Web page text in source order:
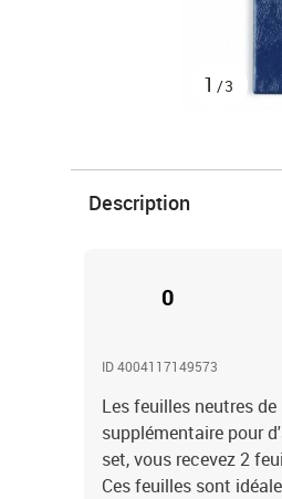
1 /3
Description
0
ID 4004117149573
Les feuilles neutres
supplémentaire pour
set, vous recevez 2
Ces feuilles sont